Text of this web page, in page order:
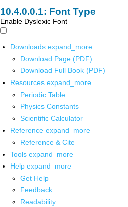
Font Type
Enable Dyslexic Font
Downloads expand_more
Download Page (PDF)
Download Full Book (PDF)
Resources expand_more
Periodic Table
Physics Constants
Scientific Calculator
Reference expand_more
Reference & Cite
Tools expand_more
Help expand_more
Get Help
Feedback
Readability